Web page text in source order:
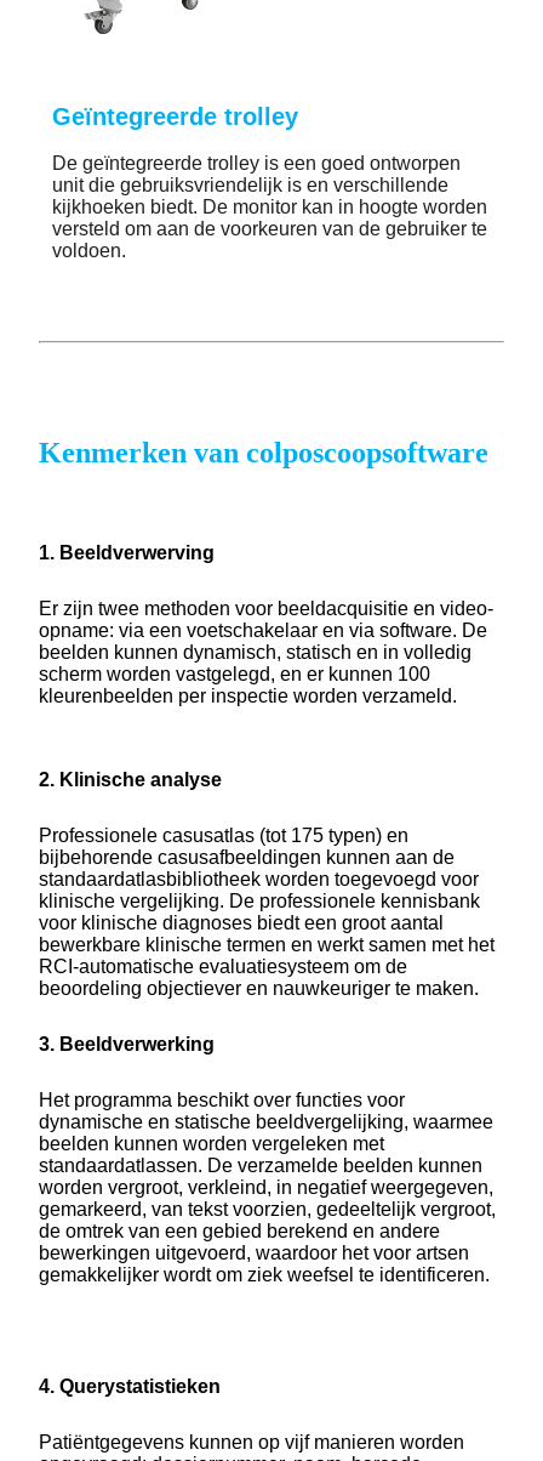
Geïntegreerde trolley
De geïntegreerde trolley is een goed ontworpen
unit die gebruiksvriendelijk is en verschillende
kijkhoeken biedt. De monitor kan in hoogte worden
versteld om aan de voorkeuren van de gebruiker te
voldoen.
Kenmerken van colposcoopsoftware
1. Beeldverwerving
Er zijn twee methoden voor beeldacquisitie en video-
opname: via een voetschakelaar en via software. De
beelden kunnen dynamisch, statisch en in volledig
scherm worden vastgelegd, en er kunnen 100
kleurenbeelden per inspectie worden verzameld.
2. Klinische analyse
Professionele casusatlas (tot 175 typen) en
bijbehorende casusafbeeldingen kunnen aan de
standaardatlasbibliotheek worden toegevoegd voor
klinische vergelijking. De professionele kennisbank
voor klinische diagnoses biedt een groot aantal
bewerkbare klinische termen en werkt samen met het
RCI-automatische evaluatiesysteem om de
beoordeling objectiever en nauwkeuriger te maken.
3. Beeldverwerking
Het programma beschikt over functies voor
dynamische en statische beeldvergelijking, waarmee
beelden kunnen worden vergeleken met
standaardatlassen. De verzamelde beelden kunnen
worden vergroot, verkleind, in negatief weergegeven,
gemarkeerd, van tekst voorzien, gedeeltelijk vergroot,
de omtrek van een gebied berekend en andere
bewerkingen uitgevoerd, waardoor het voor artsen
gemakkelijker wordt om ziek weefsel te identificeren.
4. Querystatistieken
Patiëntgegevens kunnen op vijf manieren worden